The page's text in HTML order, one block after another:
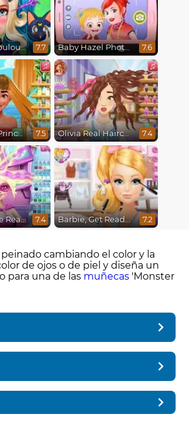
Hailey´s Fabulous Hairstyle Challenge 7.7 Baby Hazel Photoshoot 7.6
Polynesian Princess Real Haircuts 7.5 Olivia Real Haircuts 7.4
Super Barbie Real Haircuts 7.4 Barbie, Get Ready With Me 7.2
cambiando el color y la
de ojos o de piel y diseña un
para una de las muñecas 'Monster